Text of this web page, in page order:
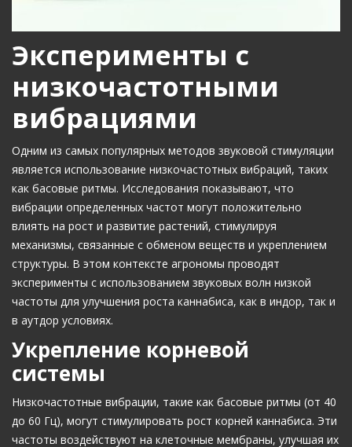
Эксперименты с
низкочастотными
вибрациями
Одним из самых популярных методов звуковой стимуляции
является использование низкочастотных вибраций, таких
как басовые ритмы. Исследования показывают, что
вибрации определенных частот могут положительно
влиять на рост и развитие растений, стимулируя
механизмы, связанные с обменом веществ и укреплением
структуры. В этом контексте агрономы проводят
эксперименты с использованием звуковых волн низкой
частоты для улучшения роста каннабиса, как в индор, так и
в аутдор условиях.
Укрепление корневой
системы
Низкочастотные вибрации, такие как басовые ритмы (от 40
до 60 Гц), могут стимулировать рост корней каннабиса. Эти
частоты воздействуют на клеточные мембраны, улучшая их